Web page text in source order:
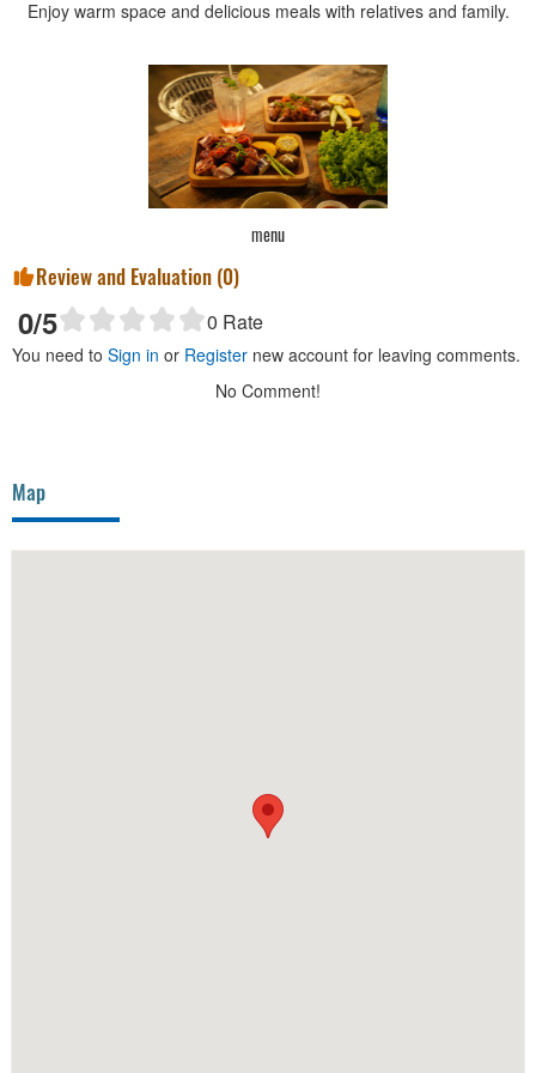
Enjoy warm space and delicious meals with relatives and family.
Review and Evaluation (0)
0/5 0 Rate
You need to Sign in or Register new account for leaving comments.
No Comment!
Map